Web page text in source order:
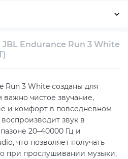
центр
Endurance Run 3 White
Run 3 White созданы для
чистое звучание,
и комфорт в повседневном
звук в
20–40000 Гц и
что позволяет получать
при прослушивании музыки,